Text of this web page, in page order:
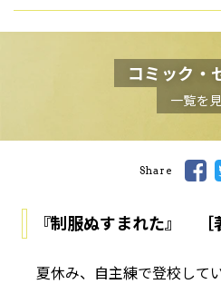
コミック・
一覧を
Share
『制服ぬすまれた』 ［
夏休み、自主練で登校して